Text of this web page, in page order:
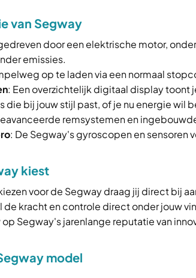
van Segway
door een elektrische motor,
emissies.
op te laden via een normaal
: Een overzichtelijk digitaal display toont
die bij jouw stijl past, of je nu energie wil
remsystemen en
: De Segway's gyroscopen en sensoren
kiest
voor de Segway draag jij direct bij
de kracht en controle direct onder jouw
op Segway's jarenlange reputatie van
model